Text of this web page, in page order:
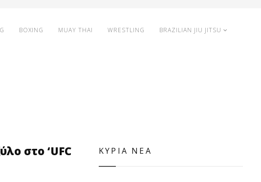
BOXING MUAY THAI WRESTLING BRAZILIAN JIU JITSU
στο ‘UFC
ΚΥΡΙΑ ΝΕΑ